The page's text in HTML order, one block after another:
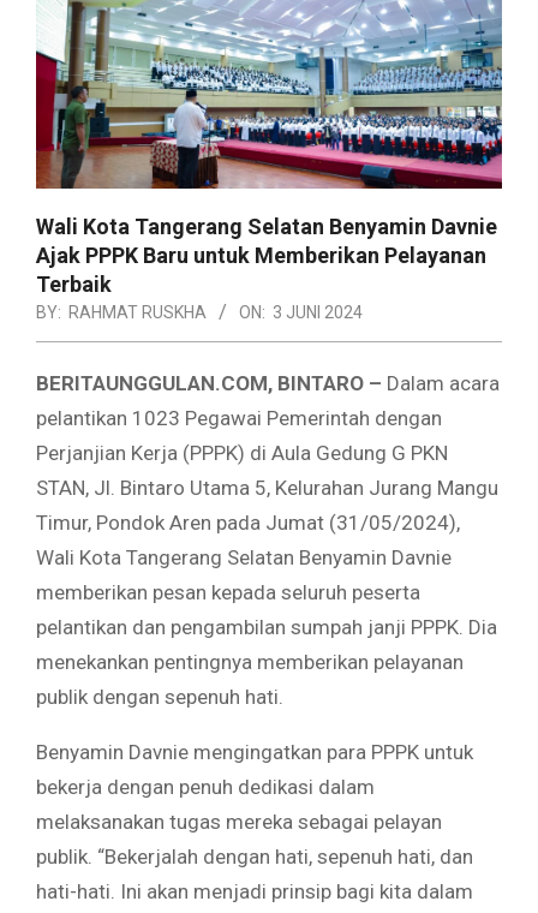
Wali Kota Tangerang Selatan Benyamin Davnie
Ajak PPPK Baru untuk Memberikan Pelayanan
Terbaik
BY: RAHMAT RUSKHA ON: 3 JUNI 2024
BERITAUNGGULAN.COM, BINTARO – Dalam acara
pelantikan 1023 Pegawai Pemerintah dengan
Perjanjian Kerja (PPPK) di Aula Gedung G PKN
STAN, Jl. Bintaro Utama 5, Kelurahan Jurang Mangu
Timur, Pondok Aren pada Jumat (31/05/2024),
Wali Kota Tangerang Selatan Benyamin Davnie
memberikan pesan kepada seluruh peserta
pelantikan dan pengambilan sumpah janji PPPK. Dia
menekankan pentingnya memberikan pelayanan
publik dengan sepenuh hati.
Benyamin Davnie mengingatkan para PPPK untuk
bekerja dengan penuh dedikasi dalam
melaksanakan tugas mereka sebagai pelayan
publik. “Bekerjalah dengan hati, sepenuh hati, dan
hati-hati. Ini akan menjadi prinsip bagi kita dalam